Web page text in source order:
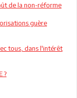
de la non-réforme
guère
tous, dans l'intérêt
?